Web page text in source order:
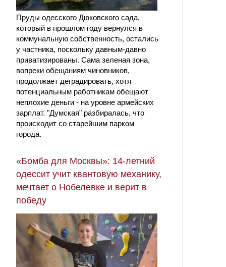
Пруды одесского Дюковского сада,
который в прошлом году вернулся в
коммунальную собственность, остались
у частника, поскольку давным-давно
приватизированы. Сама зеленая зона,
вопреки обещаниям чиновников,
продолжает деградировать, хотя
потенциальным работникам обещают
неплохие деньги - на уровне армейских
зарплат. "Думская" разбиралась, что
происходит со старейшим парком
города.
«Бомба для Москвы»: 14-летний
одессит учит квантовую механику,
мечтает о Нобелевке и верит в
победу